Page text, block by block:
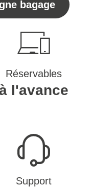
bagage
Réservables
l'avance
Support